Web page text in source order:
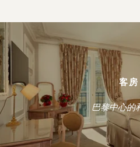
客房
巴黎中心的